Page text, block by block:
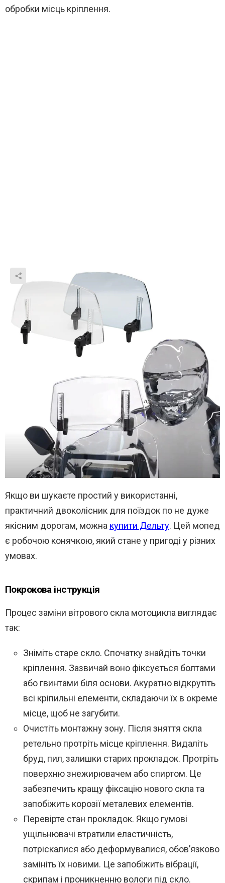
обробки місць кріплення.
Якщо ви шукаєте простий у використанні,
практичний двоколісник для поїздок по не дуже
якісним дорогам, можна купити Дельту. Цей мопед
є робочою конячкою, який стане у пригоді у різних
умовах.
Покрокова інструкція
Процес заміни вітрового скла мотоцикла виглядає
так:
Зніміть старе скло. Спочатку знайдіть точки
кріплення. Зазвичай воно фіксується болтами
або гвинтами біля основи. Акуратно відкрутіть
всі кріпильні елементи, складаючи їх в окреме
місце, щоб не загубити.
Очистіть монтажну зону. Після зняття скла
ретельно протріть місце кріплення. Видаліть
бруд, пил, залишки старих прокладок. Протріть
поверхню знежирювачем або спиртом. Це
забезпечить кращу фіксацію нового скла та
запобіжить корозії металевих елементів.
Перевірте стан прокладок. Якщо гумові
ущільнювачі втратили еластичність,
потріскалися або деформувалися, обов’язково
замініть їх новими. Це запобіжить вібрації,
скрипам і проникненню вологи під скло.